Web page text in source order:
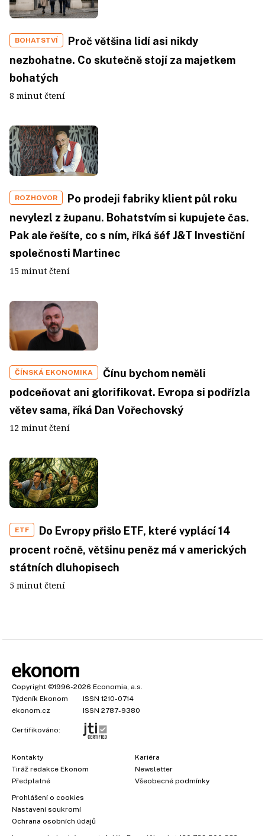
BOHATSTVÍ
Proč většina lidí asi nikdy
nezbohatne. Co skutečně stojí za majetkem
bohatých
8 minut čtení
ROZHOVOR
Po prodeji fabriky klient půl roku
nevylezl z županu. Bohatstvím si kupujete čas.
Pak ale řešíte, co s ním, říká šéf J&T Investiční
společnosti Martinec
15 minut čtení
ČÍNSKÁ EKONOMIKA
Čínu bychom neměli
podceňovat ani glorifikovat. Evropa si podřízla
větev sama, říká Dan Vořechovský
12 minut čtení
ETF
Do Evropy přišlo ETF, které vyplácí 14
procent ročně, většinu peněz má v amerických
státních dluhopisech
5 minut čtení
Copyright ©1996-2026 Economia, a.s.
Týdeník Ekonom
ISSN 1210-0714
ekonom.cz
ISSN 2787-9380
Certifikováno:
Kontakty
Tiráž redakce Ekonom
Předplatné
Kariéra
Newsletter
Všeobecné podmínky
Prohlášení o cookies
Nastavení soukromí
Ochrana osobních údajů